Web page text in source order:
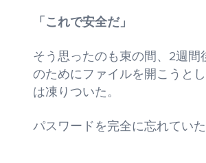
「これで安全だ」
そう思ったのも束の間、2週間
のためにファイルを開こうと
は凍りついた。
パスワードを完全に忘れていた